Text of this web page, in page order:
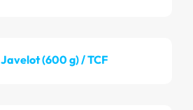
Javelot (600 g) / TCF